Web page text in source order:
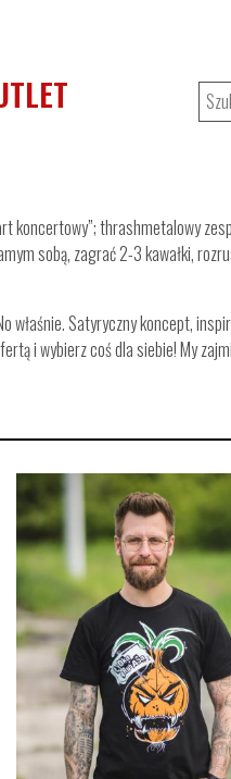
koncertowy”; thrashmetalowy
sobą, zagrać 2-3 kawałki,
właśnie. Satyryczny koncept,
i wybierz coś dla siebie! My